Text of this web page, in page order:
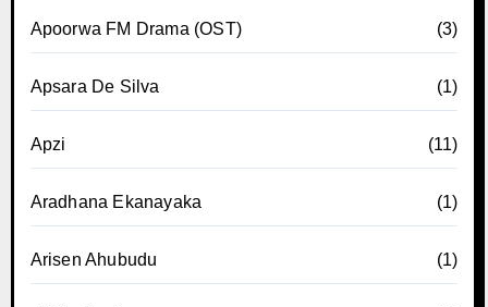
Apoorwa FM Drama (OST) (3)
Apsara De Silva (1)
Apzi (11)
Aradhana Ekanayaka (1)
Arisen Ahubudu (1)